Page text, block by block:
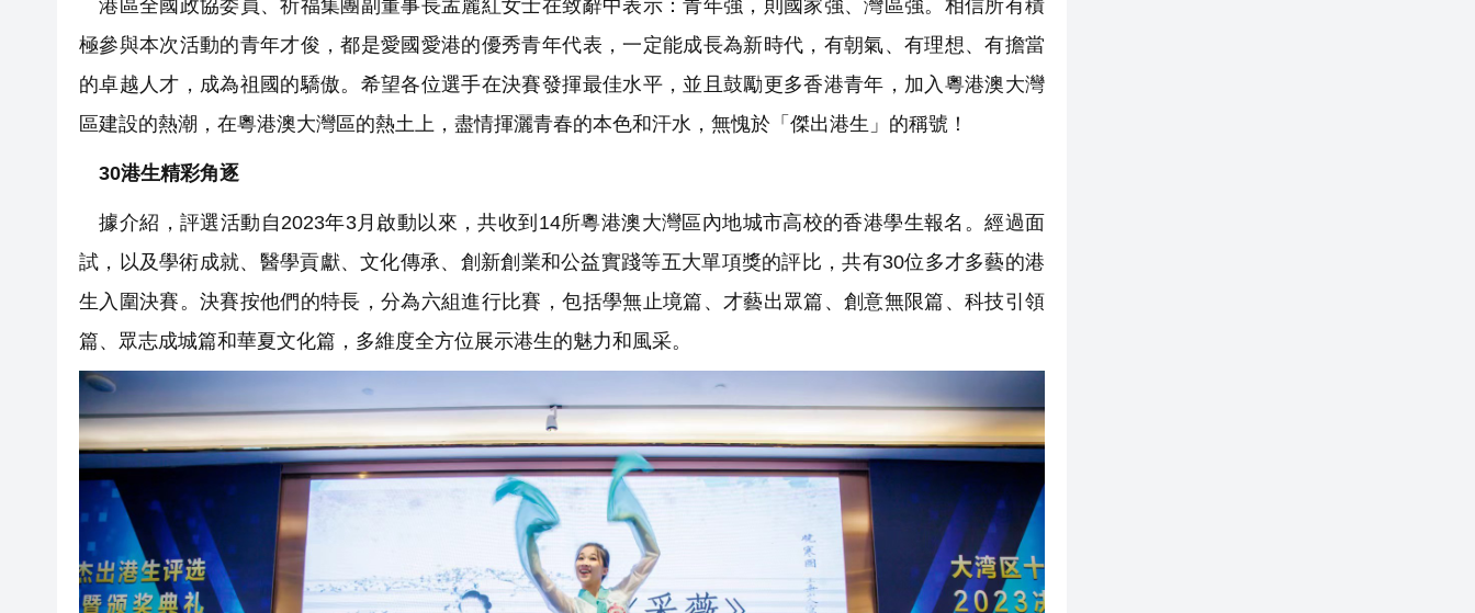
港區全國政協委員、祈福集團副董事長孟麗紅女士在致辭中表示：青年強，則國家強、灣區強。相信所有積
極參與本次活動的青年才俊，都是愛國愛港的優秀青年代表，一定能成長為新時代，有朝氣、有理想、有擔當
的卓越人才，成為祖國的驕傲。希望各位選手在決賽發揮最佳水平，並且鼓勵更多香港青年，加入粵港澳大灣
區建設的熱潮，在粵港澳大灣區的熱土上，盡情揮灑青春的本色和汗水，無愧於「傑出港生」的稱號！
30港生精彩角逐
據介紹，評選活動自2023年3月啟動以來，共收到14所粵港澳大灣區內地城市高校的香港學生報名。經過面
試，以及學術成就、醫學貢獻、文化傳承、創新創業和公益實踐等五大單項獎的評比，共有30位多才多藝的港
生入圍決賽。決賽按他們的特長，分為六組進行比賽，包括學無止境篇、才藝出眾篇、創意無限篇、科技引領
篇、眾志成城篇和華夏文化篇，多維度全方位展示港生的魅力和風采。